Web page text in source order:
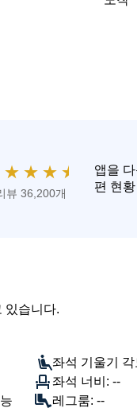
★ ★ ★ ★
뷰 36,200개
앱을
편 현
있습니다.
좌석 기울기 각
좌석 너비: --
레그룸: --